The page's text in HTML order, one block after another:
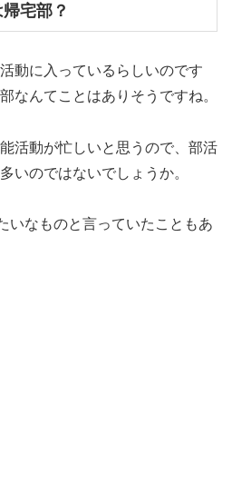
宅部？
動に入っているらしいのです
なんてことはありそうですね。
活動が忙しいと思うので、部活
いのではないでしょうか。
いなものと言っていたこともあ